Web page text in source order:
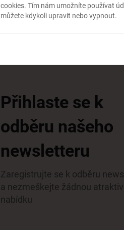
Přihlaste se k
odběru našeho
newsletteru
Zaregistrujte se k odběru
a nezmeškejte žádnou
nabídku
cookies. Tím nám umožníte používat
můžete kdykoli upravit nebo vypnout.